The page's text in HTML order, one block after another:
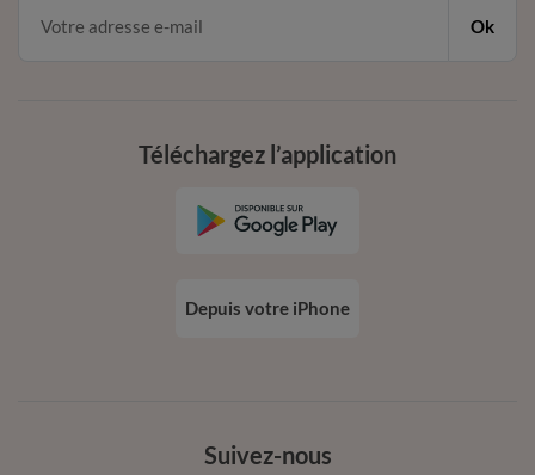
Ok
Suivez-nous
Téléchargez l’application
Depuis votre iPhone